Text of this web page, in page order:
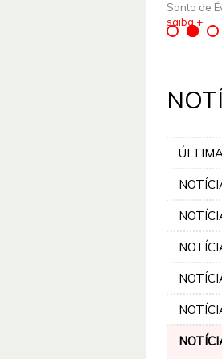
Santo de
saiba +